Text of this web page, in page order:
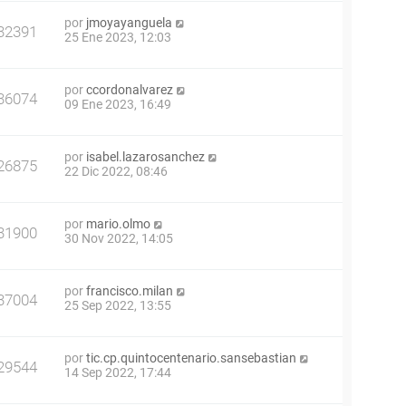
por jmoyayanguela
25 Ene 2023, 12:03
porccordonalvarez
09 Ene 2023, 16:49
por isabel.lazarosanchez
22 Dic 2022, 08:46
por mario.olmo
30 Nov 2022, 14:05
porfrancisco.milan
25 Sep 2022, 13:55
portic.cp.quintocentenario.sansebastian
14 Sep 2022, 17:44